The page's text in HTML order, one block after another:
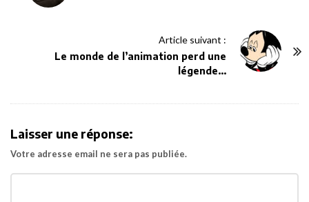
Article suivant :
Le monde de l’animation perd une
légende…
Laisser une réponse:
Votre adresse email ne sera pas publiée.